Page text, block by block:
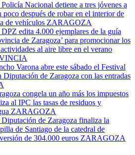
Nacional detiene a tres jóvenes a
poco después de robar en el interior de
de vehículos ZARAGOZA
edita 4.000 ejemplares de la guía
de Zaragoza’ para promocionar los
al aire libre en el verano
Varona abre este sábado el Festival
Diputación de Zaragoza con las entradas
congela un año más los impuestos
al IPC las tasas de residuos y
ZARAGOZA
de Zaragoza finaliza la
de Santiago de la catedral de
de 304.000 euros ZARAGOZA